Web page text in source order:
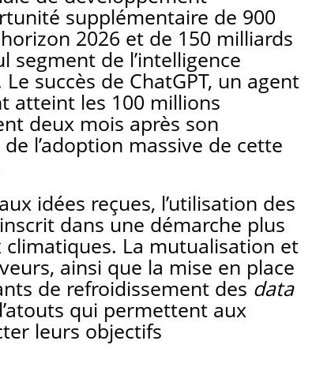
supplémentaire de 900
2026 et de 150 milliards
segment de l’intelligence
succès de ChatGPT, un agent
atteint les 100 millions
deux mois après son
l’adoption massive de cette
idées reçues, l’utilisation des
dans une démarche plus
climatiques. La mutualisation et
ainsi que la mise en place
de refroidissement desdata
qui permettent aux
leurs objectifs